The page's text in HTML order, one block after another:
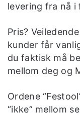
levering fra nå i
Pris?
kunder får
du faktisk må
mellom deg og
Ordene
“ikke” mellom